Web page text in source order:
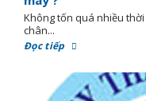
Không tốn quá nhiều
chân...
Đọc tiếp